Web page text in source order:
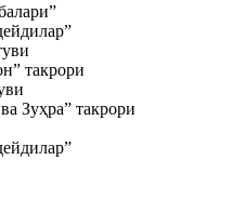
такрори
Зуҳра” такрори